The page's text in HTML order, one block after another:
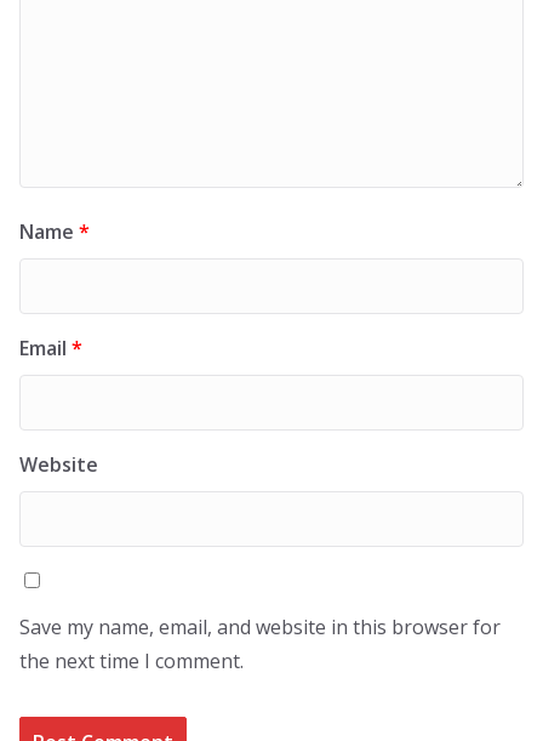
Name *
Email *
Website
Save my name, email, and website in this browser for
the next time I comment.